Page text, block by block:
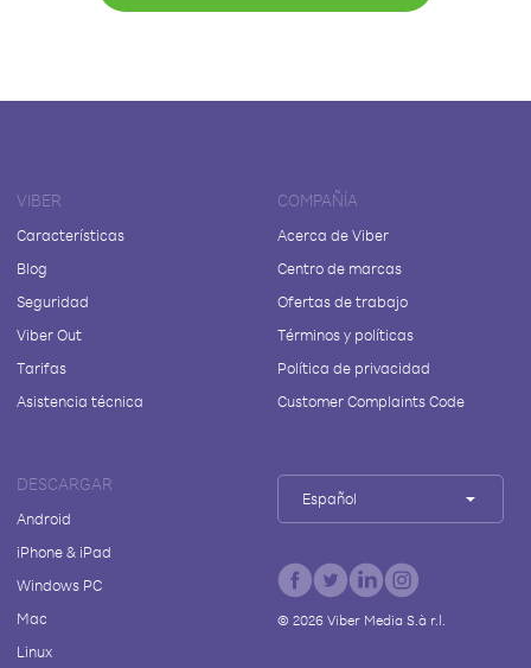
VIBER
Características
Blog
Seguridad
Viber Out
Tarifas
Asistencia técnica
COMPAÑÍA
Acerca de Viber
Centro de marcas
Ofertas de trabajo
Términos y políticas
Política de privacidad
Customer Complaints Code
DESCARGAR
Android
iPhone & iPad
Windows PC
Mac
Linux
Español
© 2026Viber Media S.à r.l.